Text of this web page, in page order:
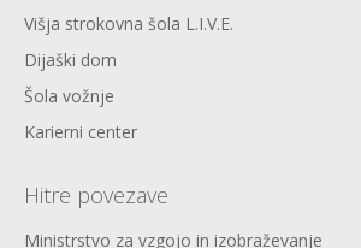
Višja strokovna šola L.I.V.E.
Dijaški dom
Šola vožnje
Karierni center
Hitre povezave
Ministrstvo za vzgojo in izobraževanje